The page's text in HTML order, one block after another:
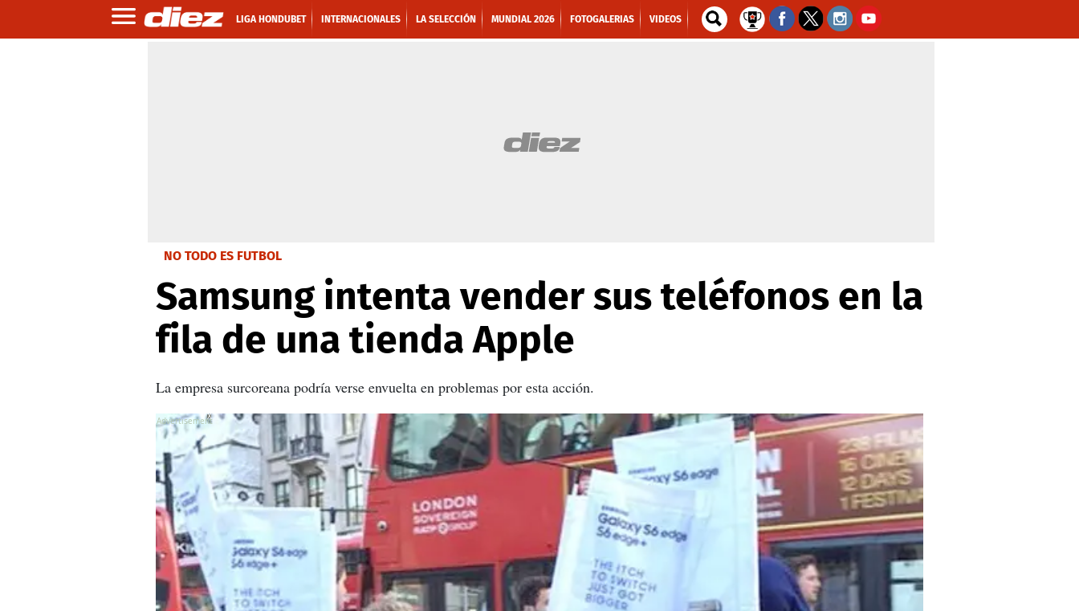
LIGA HONDUBET INTERNACIONALES LA SELECCIÓN MUNDIAL 2026 FOTOGALERIAS VIDEOS
NO TODO ES FUTBOL
Samsung intenta vender sus teléfonos en la
fila de una tienda Apple
La empresa surcoreana podría verse envuelta en problemas por esta acción.
X